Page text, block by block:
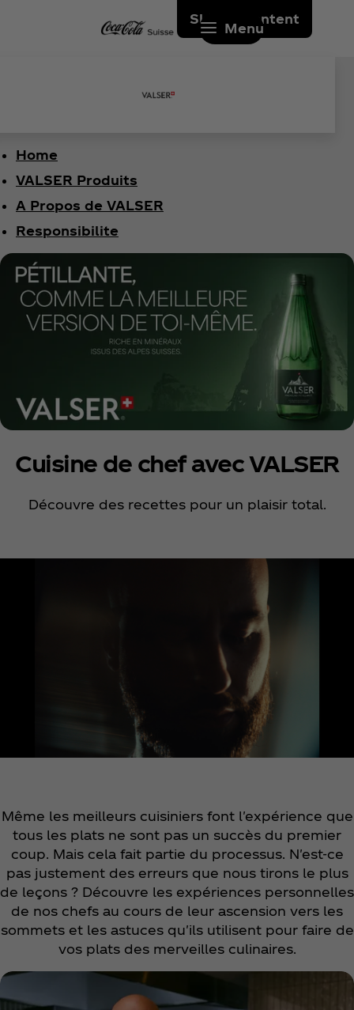
Skip to content
Menu
Home
VALSER Produits
A Propos de VALSER
Responsibilite
Cuisine de chef avec VALSER
Découvre des recettes pour un plaisir total.
Même les meilleurs cuisiniers font l'expérience que
tous les plats ne sont pas un succès du premier
coup. Mais cela fait partie du processus. N'est-ce
pas justement des erreurs que nous tirons le plus
de leçons ? Découvre les expériences personnelles
de nos chefs au cours de leur ascension vers les
sommets et les astuces qu'ils utilisent pour faire de
vos plats des merveilles culinaires.